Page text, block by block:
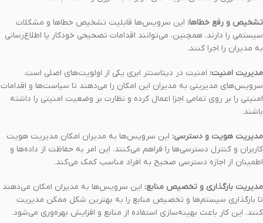
تشخیص و رفع خطاها: این سرویس‌ها قابلیت تشخیص خطاها و مشکلات
سیستمی را دارند. همچنین، می‌توانند اقدامات تصحیحی خودکار یا اطلاع‌رسانی
به مدیران را اجرا کنند.
مدیریت امنیت: امنیت در دیتاسنتر ابری یکی از اولویت‌های اصلی است.
سرویس‌های مدیریتی به مدیران این امکان را می‌دهند تا سیاست‌ها و اقدامات
امنیتی را بر روی تمامی اجزا اعمال کرده و نظارت بر وضعیت امنیتی را داشته
باشند.
مدیریت هویت و دسترسی: این سرویس‌ها به مدیران امکان مدیریت هویت
کاربران و کنترل دسترسی‌ها را فراهم می‌کنند. این امر به حفاظت از داده‌ها و
اطمینان از اجازه دسترسی صحیح به افراد مناسب کمک می‌کند.
مدیریت بارگذاری و تخصیص منابع: این سرویس‌ها به مدیران امکان می‌دهند
تا بارگذاری سیستم‌ها و تخصیص منابع را به بهترین شکل ممکن مدیریت
کنند. این کار باعث بهینه‌سازی استفاده از منابع و افزایش بهره‌وری می‌شود.